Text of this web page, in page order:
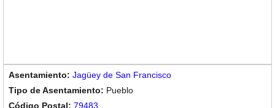
Jagüey de San Francisco
Pueblo
79483